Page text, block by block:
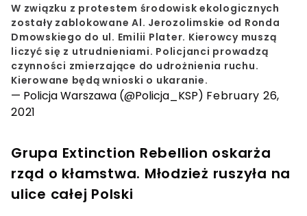
W związku z protestem środowisk ekologicznych
zostały zablokowane Al. Jerozolimskie od Ronda
Dmowskiego do ul. Emilii Plater. Kierowcy muszą
liczyć się z utrudnieniami. Policjanci prowadzą
czynności zmierzające do udrożnienia ruchu.
Kierowane będą wnioski o ukaranie.
— Policja Warszawa (@Policja_KSP) February 26,
2021
Grupa Extinction Rebellion oskarża
rząd o kłamstwa. Młodzież ruszyła na
ulice całej Polski